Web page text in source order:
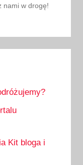
nami w drogę!
Kit bloga i